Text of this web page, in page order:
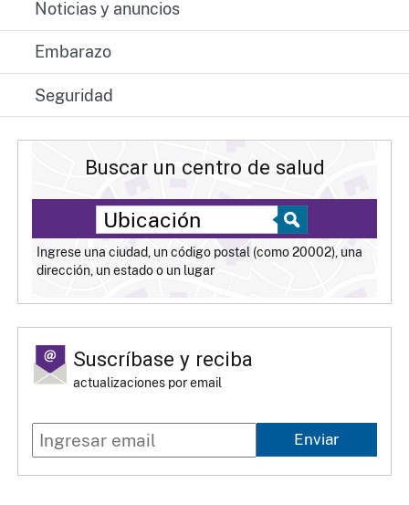
Noticias y anuncios
Embarazo
Seguridad
Buscar un centro de salud
Ingrese una ciudad, un código postal (como 20002), una
dirección, un estado o un lugar
Suscríbase y reciba
actualizaciones por email
Enviar